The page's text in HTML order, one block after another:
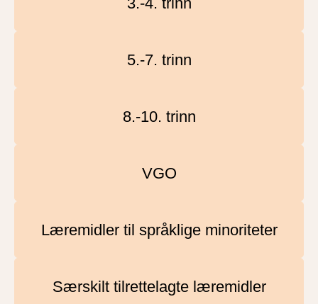
5.-7. trinn
8.-10. trinn
VGO
Læremidler til språklige minoriteter
Særskilt tilrettelagte læremidler